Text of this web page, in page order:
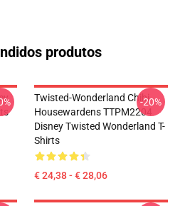
produtos
Twisted-Wonderland Chibi
Housewardens TTPM2204
Disney Twisted Wonderland T-
Shirts
€ 24,38 - € 28,06
-20%